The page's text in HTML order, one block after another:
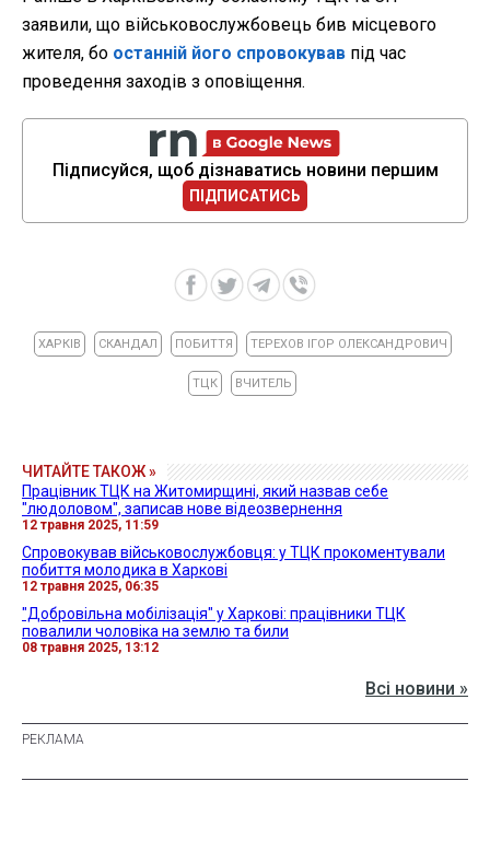
заявили, що військовослужбовець бив місцевого
жителя, бо останній його спровокував під час
проведення заходів з оповіщення.
Підписуйся, щоб дізнаватись новини першим
ПІДПИСАТИСЬ
ХАРКІВ СКАНДАЛ ПОБИТТЯ ТЕРЕХОВ ІГОР ОЛЕКСАНДРОВИЧ
ТЦК ВЧИТЕЛЬ
ЧИТАЙТЕ ТАКОЖ »
Працівник ТЦК на Житомирщині, який назвав себе
"людоловом", записав нове відеозвернення
12 травня 2025, 11:59
Спровокував військовослужбовця: у ТЦК прокоментували
побиття молодика в Харкові
12 травня 2025, 06:35
"Добровільна мобілізація" у Харкові: працівники ТЦК
повалили чоловіка на землю та били
08 травня 2025, 13:12
Всі новини »